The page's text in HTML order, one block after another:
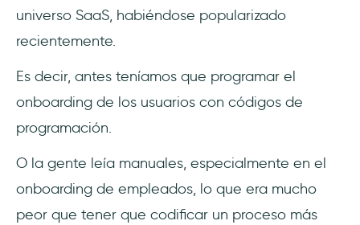
universo SaaS, habiéndose popularizado
recientemente.
Es decir, antes teníamos que programar el
onboarding de los usuarios con códigos de
programación.
O la gente leía manuales, especialmente en el
onboarding de empleados, lo que era mucho
peor que tener que codificar un proceso más